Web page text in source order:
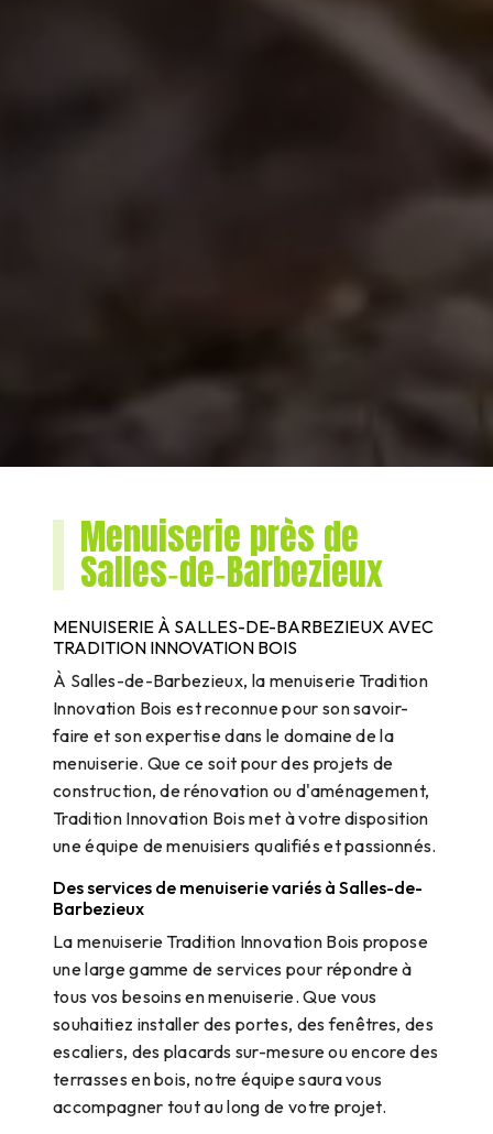
Menuiserie près de
Salles‑de‑Barbezieux
MENUISERIE À SALLES-DE-BARBEZIEUX AVEC
TRADITION INNOVATION BOIS
À Salles-de-Barbezieux, la menuiserie Tradition
Innovation Bois est reconnue pour son savoir-
faire et son expertise dans le domaine de la
menuiserie. Que ce soit pour des projets de
construction, de rénovation ou d'aménagement,
Tradition Innovation Bois met à votre disposition
une équipe de menuisiers qualifiés et passionnés.
Des services de menuiserie variés à Salles-de-
Barbezieux
La menuiserie Tradition Innovation Bois propose
une large gamme de services pour répondre à
tous vos besoins en menuiserie. Que vous
souhaitiez installer des portes, des fenêtres, des
escaliers, des placards sur-mesure ou encore des
terrasses en bois, notre équipe saura vous
accompagner tout au long de votre projet.